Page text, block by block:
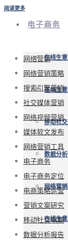
电子商务
在线生
在线生
移动社
数据分
网络营
在线生
阅读更多
网络营销
网络营销策略
搜索引擎营销
社交媒体营销
网络视频营销
媒体软文发布
网络营销工具
电子商务
电子商务定位
电商策略运营
营销文案研究
移动社交电商
数据分析报告